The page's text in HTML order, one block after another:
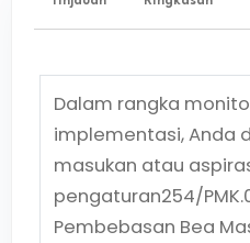
Dalam rangka
implementasi, Anda
masukan atau
pengaturan254/
Pembebasan Bea